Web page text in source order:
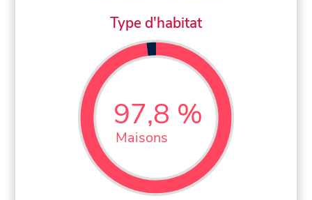
Type d'habitat
97,8 %
Maisons